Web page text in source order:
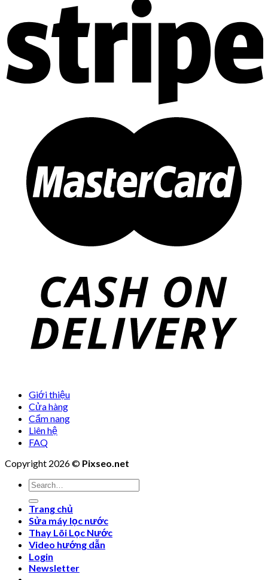
Giới thiệu
Cửa hàng
Cẩm nang
Liên hệ
FAQ
Copyright 2026 © Pixseo.net
Search
for:
Trang chủ
Sửa máy lọc nước
Thay Lõi Lọc Nước
Video hướng dẫn
Login
Newsletter